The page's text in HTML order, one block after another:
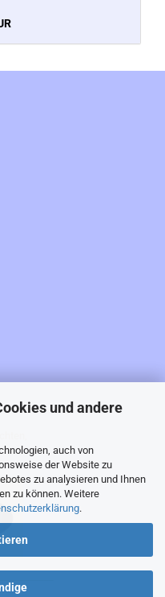
und andere
auch von
der Website zu
zu analysieren und Ihnen
zu können. Weitere
.